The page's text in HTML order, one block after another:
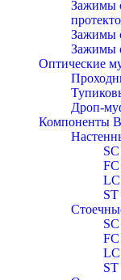
Зажимы
Зажимы
Зажимы
Оптические
Дроп-
Компоненты
SC
FC
LC
ST
SC
FC
LC
ST